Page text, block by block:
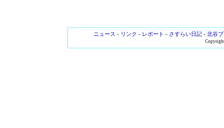
ニュース - リンク - レポート - さすらい日記- 北谷